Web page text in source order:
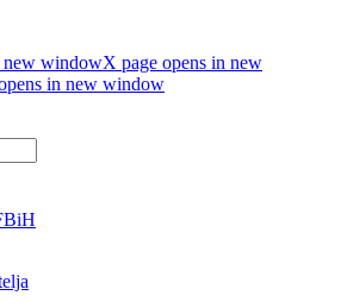
new windowX page opens in new
in new window